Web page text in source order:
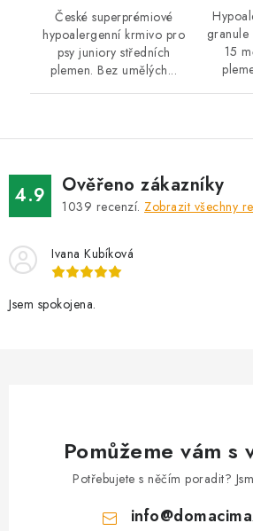
České superprémiové
hypoalergenní krmivo pro
psy juniory středních
plemen. Bez umělých...
15
4.9 Ověřeno zákazníky
1039 recenzí. Zobrazit všechny
Ivana Kubíková
Jsem spokojena.
Pomůžeme vám s
Potřebujete s něčím poradit?
info@